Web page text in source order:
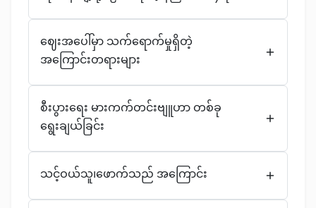
ဈေးအပေါ်မှာ သက်ရောက်မှုရှိတဲ့
အကြောင်းတရားများ
စီးပွားရေး မားကက်တင်းဗျူဟာ တစ်ခု
ရွေးချယ်ခြင်း
သင့်ဝယ်သူ၊ဖောက်သည် အကြောင်း